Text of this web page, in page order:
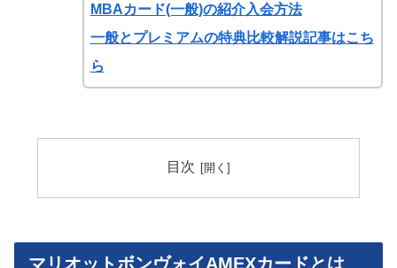
MBAカード(一般)の紹介入会方法
一般とプレミアムの特典比較解説記事はこち
ら
目次
マリオットボンヴォイAMEXカードとは